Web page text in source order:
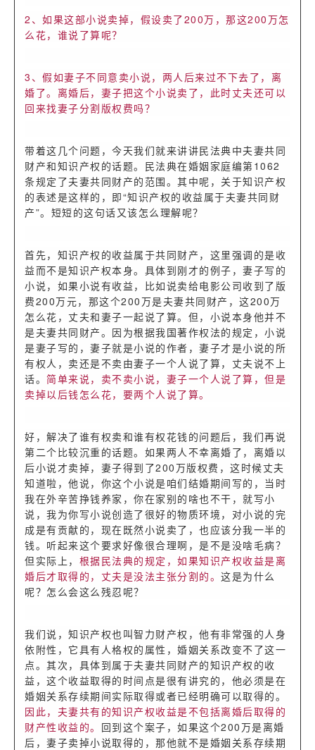
2、如果这部小说卖掉，假设卖了200万，那这200万怎
么花，谁说了算呢？
3、假如妻子不同意卖小说，两人后来过不下去了，离
婚了。离婚后，妻子把这个小说卖了，此时丈夫还可以
回来找妻子分割版权费吗？
带着这几个问题，今天我们就来讲讲民法典中夫妻共同
财产和知识产权的话题。民法典在婚姻家庭编第1062
条规定了夫妻共同财产的范围。其中呢，关于知识产权
的表述是这样的，即“知识产权的收益属于夫妻共同财
产”。短短的这句话又该怎么理解呢？
首先，知识产权的收益属于共同财产，这里强调的是收
益而不是知识产权本身。具体到刚才的例子，妻子写的
小说，如果小说有收益，比如说卖给电影公司收到了版
费200万元，那这个200万是夫妻共同财产，这200万
怎么花，丈夫和妻子一起说了算。但，小说本身他并不
是夫妻共同财产。因为根据我国著作权法的规定，小说
是妻子写的，妻子就是小说的作者，妻子才是小说的所
有权人，卖还是不卖由妻子一个人说了算，丈夫说不上
话。 简单来说，卖不卖小说，妻子一个人说了算，但是
卖掉以后钱怎么花，要两个人说了算。
好，解决了谁有权卖和谁有权花钱的问题后，我们再说
第二个比较沉重的话题。如果两人不幸离婚了，离婚以
后小说才卖掉，妻子得到了200万版权费，这时候丈夫
知道啦，他说，你这个小说是咱们结婚期间写的，当时
我在外辛苦挣钱养家，你在家别的啥也不干，就写小
说，我为你写小说创造了很好的物质环境，对小说的完
成是有贡献的，现在既然小说卖了，也应该分我一半的
钱。听起来这个要求好像很合理啊，是不是没啥毛病？
但实际上， 根据民法典的规定，如果知识产权收益是离
婚后才取得的，丈夫是没法主张分割的。 这是为什么
呢？怎么会这么残忍呢？
我们说，知识产权也叫智力财产权，他有非常强的人身
依附性，它具有人格权的属性，婚姻关系改变不了这一
点。其次，具体到属于夫妻共同财产的知识产权的收
益，这个收益取得的时间点是很有讲究的，他必须是在
婚姻关系存续期间实际取得或者已经明确可以取得的。
因此，夫妻共有的知识产权收益是不包括离婚后取得的
财产性收益的。 回到这个案子，如果这个200万是离婚
后，妻子卖掉小说取得的，那他就不是婚姻关系存续期